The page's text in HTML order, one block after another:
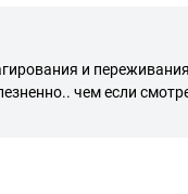
и
чем если